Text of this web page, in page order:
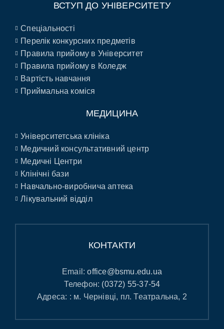
ВСТУП ДО УНІВЕРСИТЕТУ
Спеціальності
Перелік конкурсних предметів
Правила прийому в Університет
Правила прийому в Коледж
Вартість навчання
Приймальна коміся
МЕДИЦИНА
Університетська клініка
Медичний консультативний центр
Медичні Центри
Клінічні бази
Навчально-виробнича аптека
Лікувальний відділ
КОНТАКТИ
Email:office@bsmu.edu.ua
Телефон: (0372) 55-37-54
Адреса: : м. Чернівці, пл. Театральна, 2